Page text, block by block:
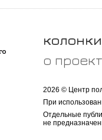
колонки
о
2026 © Центр
При
Отдельные
не